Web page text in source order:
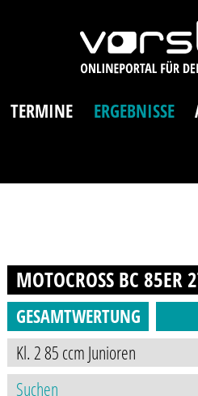
TERMINE ERGEBNISSE
MOTOCROSS BC
GESAMTWERTUNG